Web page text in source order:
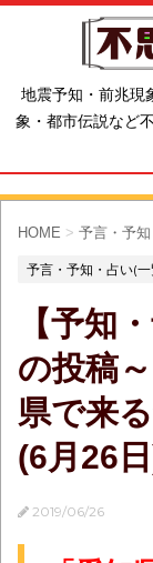
地震予知・前兆現
象・都市伝説など
HOME > 予言・予
予言・予知・占い(一
【予知
の投稿
県で来
(6月26
2019/06/26